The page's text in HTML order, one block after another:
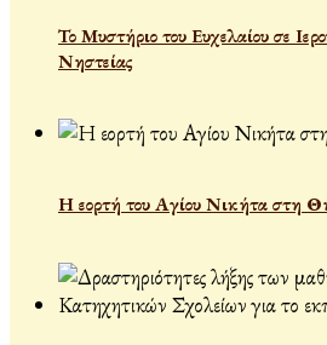
Το Μυστήριο του Ευχελαίου σε
Νηστείας
Η εορτή του Αγίου Νικήτα στη